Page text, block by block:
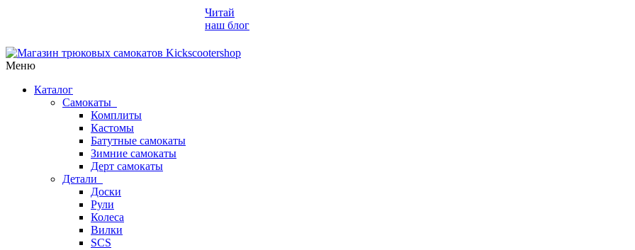
Читай
наш блог
Меню
Каталог
Самокаты
Комплиты
Кастомы
Батутные самокаты
Зимние самокаты
Дерт самокаты
Детали
Доски
Рули
Колеса
Вилки
SCS